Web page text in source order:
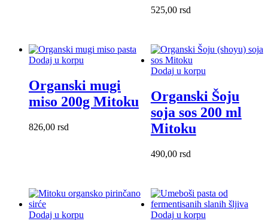
525,00 rsd
Dodaj u korpu
Organski mugi
miso 200g Mitoku
826,00 rsd
Dodaj u korpu
Organski Šoju
soja sos 200 ml
Mitoku
490,00 rsd
Dodaj u korpu Dodaj u korpu